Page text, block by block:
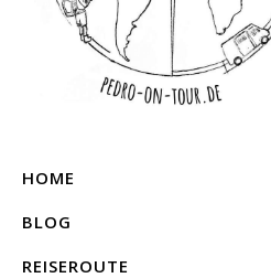
HOME
BLOG
REISEROUTE